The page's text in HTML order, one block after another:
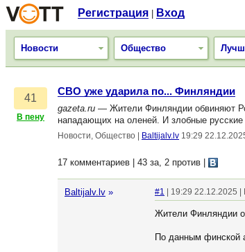
Регистрация Вход
Новости Общество
41
В пену
СВО уже ударила по... Финляндии
gazeta.ru — Жители Финляндии обвиняют
нападающих на оленей. И злобные
Новости, Общество Baltijalv.lv 19:29
17 комментариев | 43 за, 2 против
Baltijalv.lv » #1 | 19:29 22.12.2025
Жители Финляндии
По данным финской